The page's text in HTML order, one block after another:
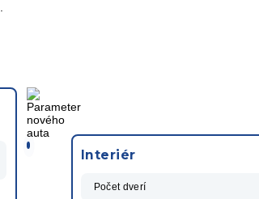
Interiér
Počet dverí